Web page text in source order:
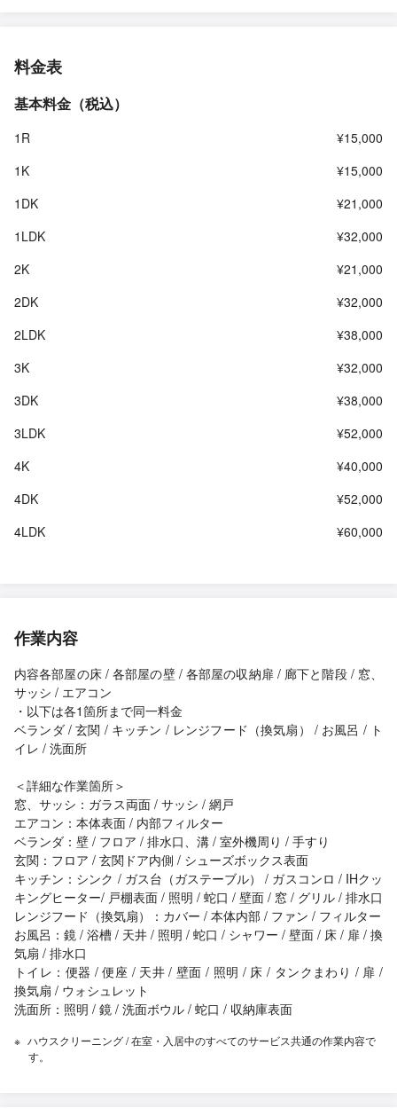
料金表
基本料金（税込）
1R
¥15,000
1K
¥15,000
1DK
¥21,000
1LDK
¥32,000
2K
¥21,000
2DK
¥32,000
2LDK
¥38,000
3K
¥32,000
3DK
¥38,000
3LDK
¥52,000
4K
¥40,000
4DK
¥52,000
4LDK
¥60,000
作業内容
内容各部屋の床 / 各部屋の壁 / 各部屋の収納扉 / 廊下と階段 / 窓、
サッシ / エアコン
・以下は各1箇所まで同一料金
ベランダ / 玄関 / キッチン / レンジフード（換気扇） / お風呂 / ト
イレ / 洗面所
＜詳細な作業箇所＞
窓、サッシ：ガラス両面 / サッシ / 網戸
エアコン：本体表面 / 内部フィルター
ベランダ：壁 / フロア / 排水口、溝 / 室外機周り / 手すり
玄関：フロア / 玄関ドア内側 / シューズボックス表面
キッチン：シンク / ガス台（ガステーブル） / ガスコンロ / IHクッ
キングヒーター/ 戸棚表面 / 照明 / 蛇口 / 壁面 / 窓 / グリル / 排水口
レンジフード（換気扇）：カバー / 本体内部 / ファン / フィルター
お風呂：鏡 / 浴槽 / 天井 / 照明 / 蛇口 / シャワー / 壁面 / 床 / 扉 / 換
気扇 / 排水口
トイレ：便器 / 便座 / 天井 / 壁面 / 照明 / 床 / タンクまわり / 扉 /
換気扇 / ウォシュレット
洗面所：照明 / 鏡 / 洗面ボウル / 蛇口 / 収納庫表面
ハウスクリーニング / 在室・入居中のすべてのサービス共通の作業内容で
す。